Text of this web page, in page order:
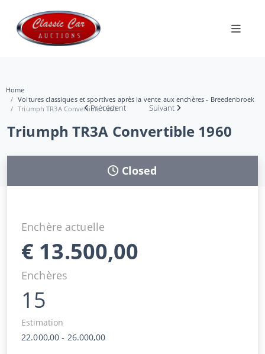
Home
Voitures classiques et sportives après la vente aux enchères - Breedenbroek
Triumph TR3A Convertible 1960
Précédent Suivant
Triumph TR3A Convertible 1960
Closed
Enchère actuelle
€ 13.500,00
Enchères
15
Estimation
22.000,00 - 26.000,00